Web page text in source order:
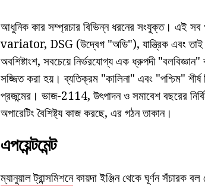
আধুনিক কার সম্প্রচার বিভিন্ন ধরনের সংযুক্ত। এই
variator, DSG (উদ্বেগ "অডি"), যান্ত্রিক এবং তাই
অবশিষ্টাংশ, সবচেয়ে নির্ভরযোগ্য এক ধ্রুপদী
সজ্জিত করা হয়। ব্যতিক্রম "কালিনা" এবং "পশ্চিম" শীর্ষ
প্রজন্মের। ভাজ-2114, উৎপাদন ও সমাবেশ বছরের
অপারেটিং বৈশিষ্ট্য কাজ করছে, এর গঠন তাকান।
এপয়েন্টমেন্ট
ম্যানুয়াল ট্রান্সমিশনেকায়দা ইঞ্জিন থেকে ঘূর্ণন সঁচারক